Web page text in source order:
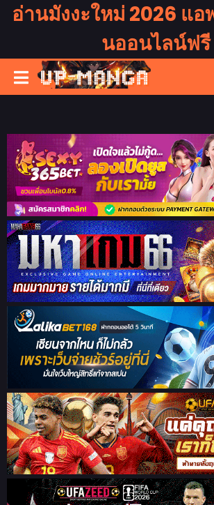
อ่านมังงะใหม่ 2026 แ
นออนไลน์ฟรี